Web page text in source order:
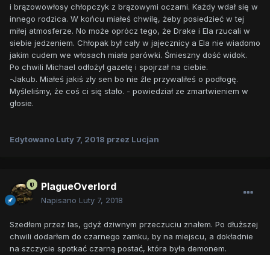
i brązowowłosy chłopczyk z brązowymi oczami. Każdy wdał się w
innego rodzica. W końcu miałeś chwilę, żeby posiedzieć w tej
miłej atmosferze. No może oprócz tego, że Drake i Ela rzucali w
siebie jedzeniem. Chłopak był cały w jajecznicy a Ela nie wiadomo
jakim cudem we włosach miała parówki. Śmieszny dość widok.
Po chwili Michael odłożył gazetę i spojrzał na ciebie.
-Jakub. Miałeś jakiś zły sen bo nie źle przywaliłeś o podłogę.
Myśleliśmy, że coś ci się stało. - powiedział ze zmartwieniem w
głosie.
Edytowano Luty 7, 2018 przez Lucjan
PlagueOverlord
Napisano Luty 7, 2018
Szedłem przez las, gdyż dziwnym przeczuciu znałem. Po dłuższej
chwili dodarłem do czarnego zamku, by na miejscu, a dokładnie
na szczycie spotkać czarną postać, która była demonem.